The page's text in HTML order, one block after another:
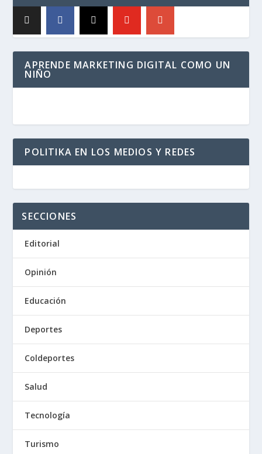
APRENDE MARKETING DIGITAL COMO UN
NIÑO
POLITIKA EN LOS MEDIOS Y REDES
SECCIONES
Editorial
Opinión
Educación
Deportes
Coldeportes
Salud
Tecnología
Turismo